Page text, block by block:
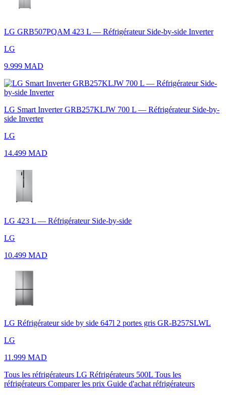
LG GRB507PQAM 423 L — Réfrigérateur Side-by-side Inverter
LG
9.999 MAD
LG Smart Inverter GRB257KLJW 700 L — Réfrigérateur Side-by-
side Inverter
LG
14.499 MAD
LG 423 L — Réfrigérateur Side-by-side
LG
10.499 MAD
LG Réfrigérateur side by side 647l 2 portes gris GR-B257SLWL
LG
11.999 MAD
Tous les réfrigérateurs LG Réfrigérateurs 500L Tous les
réfrigérateurs Comparer les prix Guide d'achat réfrigérateurs